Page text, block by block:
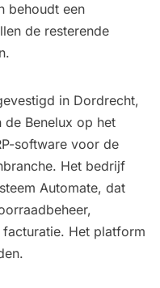
behoudt een
de resterende
in Dordrecht,
Benelux op het
software voor de
Het bedrijf
Automate, dat
Het platform